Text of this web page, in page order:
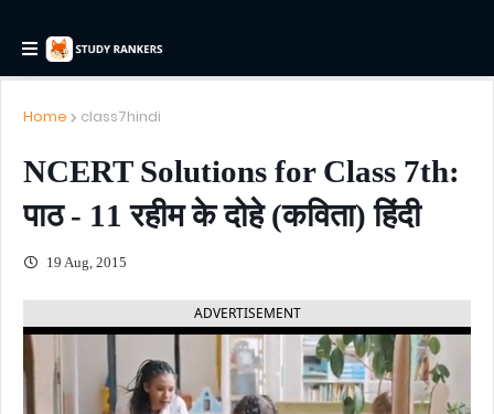
Home class7hindi
NCERT Solutions for Class 7th:
पाठ - 11 रहीम के दोहे (कविता) हिंदी
19 Aug, 2015
ADVERTISEMENT